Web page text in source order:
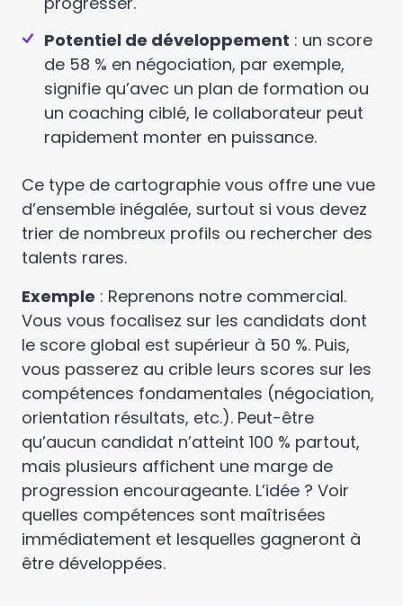
Potentiel de développement : un score
de 58 % en négociation, par exemple,
signifie qu’avec un plan de formation ou
un coaching ciblé, le collaborateur peut
rapidement monter en puissance.
Ce type de cartographie vous offre une vue
d’ensemble inégalée, surtout si vous devez
trier de nombreux profils ou rechercher des
talents rares.
Exemple : Reprenons notre commercial.
Vous vous focalisez sur les candidats dont
le score global est supérieur à 50 %. Puis,
vous passerez au crible leurs scores sur les
compétences fondamentales (négociation,
orientation résultats, etc.). Peut-être
qu’aucun candidat n’atteint 100 % partout,
mais plusieurs affichent une marge de
progression encourageante. L’idée ? Voir
quelles compétences sont maîtrisées
immédiatement et lesquelles gagneront à
être développées.